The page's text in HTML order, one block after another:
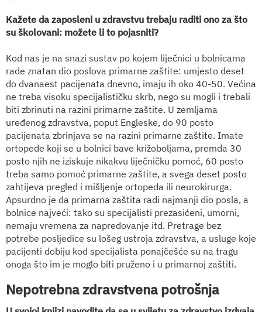
Kažete da zaposleni u zdravstvu trebaju raditi ono za što
su školovani: možete li to pojasniti?
Kod nas je na snazi sustav po kojem liječnici u bolnicama
rade znatan dio poslova primarne zaštite: umjesto deset
do dvanaest pacijenata dnevno, imaju ih oko 40-50. Većina
ne treba visoku specijalističku skrb, nego su mogli i trebali
biti zbrinuti na razini primarne zaštite. U zemljama
uređenog zdravstva, poput Engleske, do 90 posto
pacijenata zbrinjava se na razini primarne zaštite. Imate
ortopede koji se u bolnici bave križoboljama, premda 30
posto njih ne iziskuje nikakvu liječničku pomoć, 60 posto
treba samo pomoć primarne zaštite, a svega deset posto
zahtijeva pregled i mišljenje ortopeda ili neurokirurga.
Apsurdno je da primarna zaštita radi najmanji dio posla, a
bolnice najveći: tako su specijalisti prezasićeni, umorni,
nemaju vremena za napredovanje itd. Pretrage bez
potrebe posljedice su lošeg ustroja zdravstva, a usluge koje
pacijenti dobiju kod specijalista ponajčešće su na tragu
onoga što im je moglo biti pruženo i u primarnoj zaštiti.
Nepotrebna zdravstvena potrošnja